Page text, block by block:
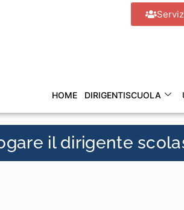
HOME DIRIGENTISCUOLA
il dirigente